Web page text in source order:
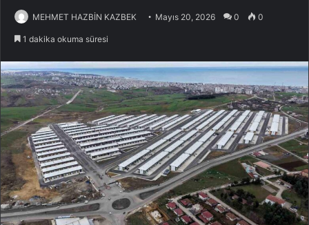
MEHMET HAZBİN KAZBEK Mayıs 20, 2026 0 0
1 dakika okuma süresi